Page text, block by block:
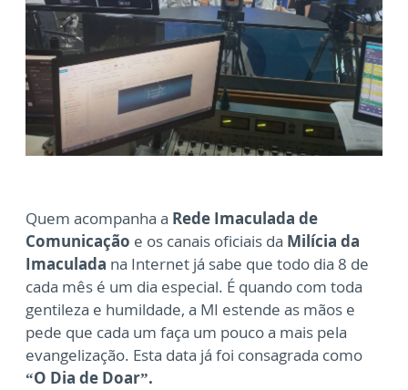
Quem acompanha a Rede Imaculada de
Comunicação e os canais oficiais da Milícia da
Imaculada na Internet já sabe que todo dia 8 de
cada mês é um dia especial. É quando com toda
gentileza e humildade, a MI estende as mãos e
pede que cada um faça um pouco a mais pela
evangelização. Esta data já foi consagrada como
“O Dia de Doar”.